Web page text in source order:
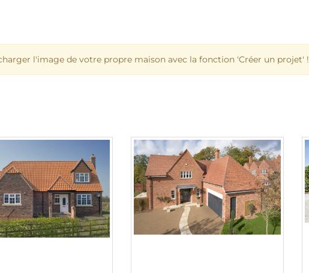
l'image de votre propre maison avec la fonction 'Créer un projet' !